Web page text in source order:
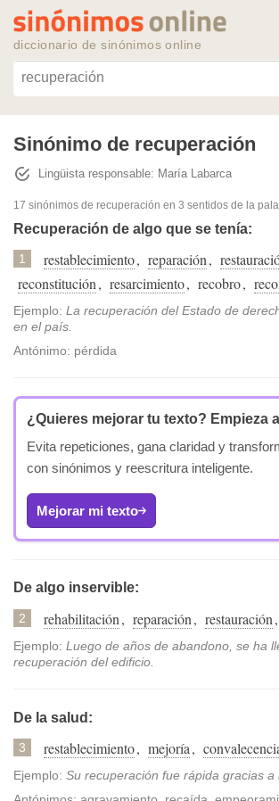
diccionario de sinónimos online
Reescribir texto con IA
Sinónimos populares
Temas populares
Temas recientes
Sinónimo de recuperación
Lingüista responsable: María Labarca
17 sinónimos de recuperación en 3 sentidos de la
Recuperación de algo que se tenía:
1 restablecimiento, reparación,
reconstitución, resarcimiento, recobro,
Ejemplo: La recuperación del Estado de
en el país.
Antónimo: pérdida
¿Quieres mejorar tu texto? Empieza
Evita repeticiones, gana claridad y
con sinónimos y reescritura inteligente.
Mejorar mi texto
De algo inservible:
2 rehabilitación, reparación, restauración,
Ejemplo: Luego de años de abandono, se ha
recuperación del edificio.
De la salud:
3 restablecimiento, mejoría,
Ejemplo: Su recuperación fue rápida gracias a